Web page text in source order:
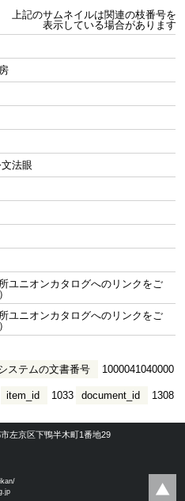
上記のサムネイルは関連の枝番号を
表示している場合があります
法眼
ユニオンカタログへのリンクをご
ユニオンカタログへのリンクをご
ステムの文書番号 1000041040000
document_id 1308
item_id 1033
左京区下鴨半木町1番地29